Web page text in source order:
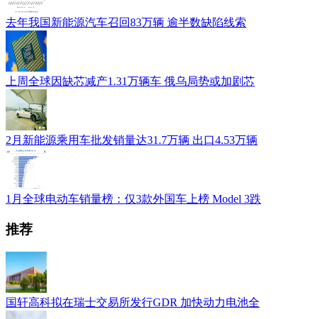
去年我国新能源汽车召回83万辆 逾半数缺陷线索
上周全球因缺芯减产1.31万辆车 俄乌局势或加剧芯
2月新能源乘用车批发销量达31.7万辆 出口4.53万辆
1月全球电动车销量榜：仅3款外国车上榜 Model 3跌
推荐
国轩高科拟在瑞士交易所发行GDR 加快动力电池全